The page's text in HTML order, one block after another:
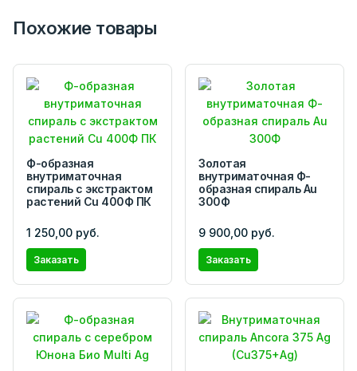
Похожие товары
Ф-образная
внутриматочная
спираль с экстрактом
растений Сu 400Ф ПК
1 250,00 руб.
Заказать
Золотая
внутриматочная Ф-
образная спираль Au
300Ф
9 900,00 руб.
Заказать